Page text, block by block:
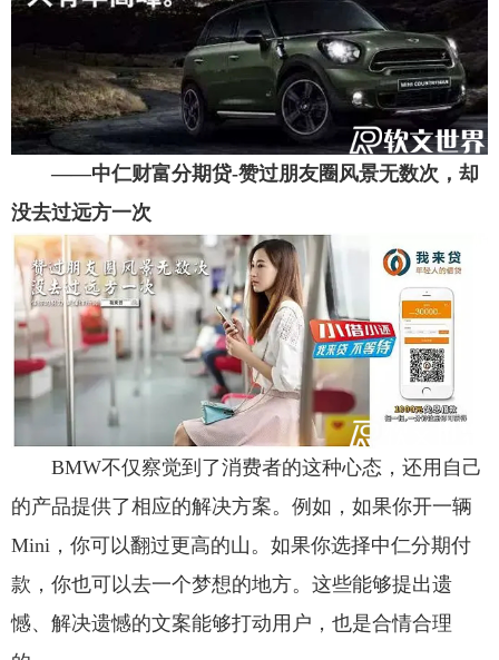
——中仁财富分期贷-赞过朋友圈风景无数次，却
没去过远方一次
BMW不仅察觉到了消费者的这种心态，还用自己
的产品提供了相应的解决方案。例如，如果你开一辆
Mini，你可以翻过更高的山。如果你选择中仁分期付
款，你也可以去一个梦想的地方。这些能够提出遗
憾、解决遗憾的文案能够打动用户，也是合情合理